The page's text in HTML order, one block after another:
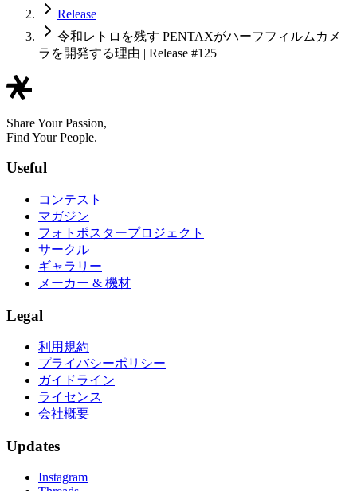
Release
令和レトロを残す PENTAXがハーフフィルムカメ
ラを開発する理由 | Release #125
Share Your Passion,
Find Your People.
Useful
コンテスト
マガジン
フォトポスタープロジェクト
サークル
ギャラリー
メーカー & 機材
Legal
利用規約
プライバシーポリシー
ガイドライン
ライセンス
会社概要
Updates
Instagram